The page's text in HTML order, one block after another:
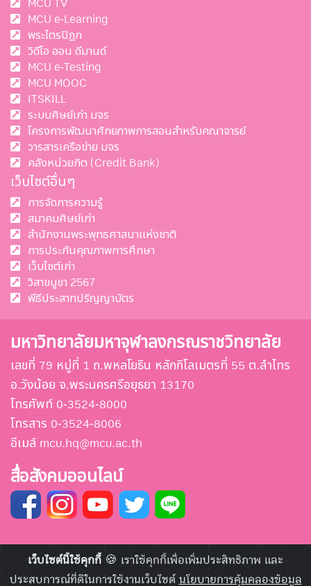
MCU e-Learning
พระไตรปิฎก
วิดีโอ ออน ดีมานด์
MCU e-Testing
MCU MOOC
ITSKILL
ระบบศิษย์เก่า มจร
โครงการพัฒนาศักยภาพการสอนสำหรับคณาจารย์
วารสารเครือข่าย มจร
คลังหน่วยกิต (Credit Bank)
เว็บไซต์อื่นๆ
การจัดการความรู้
สมาคมศิษย์เก่า
สำนักงานพระพุทธศาสนาแห่งชาติ
การประกันคุณภาพการศึกษา
เว็บไซต์เก่า
วิสาขบูชา 2567
พีธีประสาทปริญญาบัตร
มหาวิทยาลัยมหาจุฬาลงกรณราชวิทยาลัย
เลขที่ 79 หมู่ที่ 1 ถ.พหลโยธิน หลักกิโลเมตรที่ 55 ต.ลำไทร
อ.วังน้อย จ.พระนครศรีอยุธยา 13170
โทรศัพท์ 0-3524-8000
โทรสาร 0-3524-8006
อีเมล์ mcu.hq@mcu.ac.th
สื่อสังคมออนไลน์
เว็บไซต์นี้ใช้คุกกี้ 🍪 เราใช้คุกกี้เพื่อเพิ่มประสิทธิภาพ และ
ประสบการณ์ที่ดีในการใช้งานเว็บไซต์ นโยบายการคุ้มคลองข้อมูล